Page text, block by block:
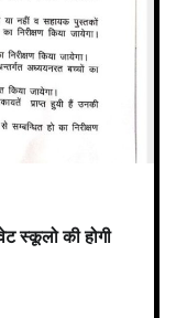
स्कूलो की होगी